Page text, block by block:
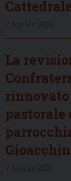
La
pastorale